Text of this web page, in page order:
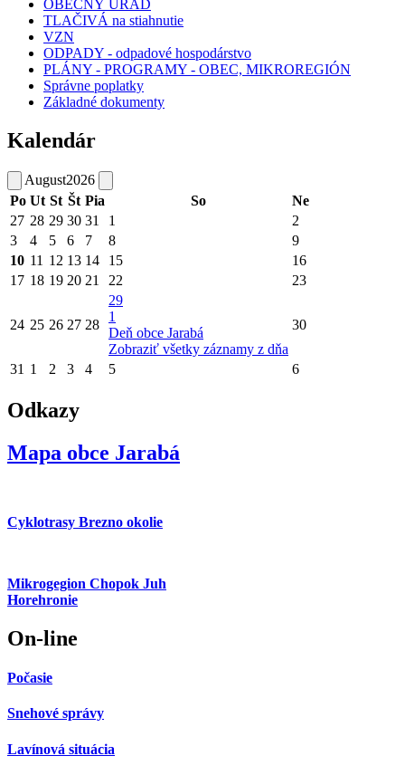
OBECNÝ ÚRAD
TLAČIVÁ na stiahnutie
VZN
ODPADY - odpadové hospodárstvo
PLÁNY - PROGRAMY - OBEC, MIKROREGIÓN
Správne poplatky
Základné dokumenty
Kalendár
August2026
Po Ut St Št Pia So
Ne
27 28 29 30 31 1
2
3
4 5 6 7 8
9
10 11 12 13 14 15
16
17 18 19 20 21 22 23
24 25 26 27 28
29
1
Deň obce Jarabá
Zobraziť všetky záznamy z dňa
30
31 1 2 3 4 5 6
Odkazy
Mapa obce Jarabá
Cyklotrasy Brezno okolie
Mikrogegion Chopok Juh
Horehronie
On-line
Počasie
Snehové správy
Lavínová situácia